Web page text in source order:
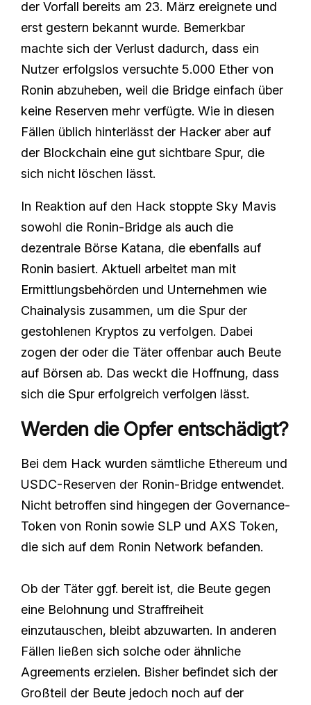
der Vorfall bereits am 23. März ereignete und
erst gestern bekannt wurde. Bemerkbar
machte sich der Verlust dadurch, dass ein
Nutzer erfolgslos versuchte 5.000 Ether von
Ronin abzuheben, weil die Bridge einfach über
keine Reserven mehr verfügte. Wie in diesen
Fällen üblich hinterlässt der Hacker aber auf
der Blockchain eine gut sichtbare Spur, die
sich nicht löschen lässt.
In Reaktion auf den Hack stoppte Sky Mavis
sowohl die Ronin-Bridge als auch die
dezentrale Börse Katana, die ebenfalls auf
Ronin basiert. Aktuell arbeitet man mit
Ermittlungsbehörden und Unternehmen wie
Chainalysis zusammen, um die Spur der
gestohlenen Kryptos zu verfolgen. Dabei
zogen der oder die Täter offenbar auch Beute
auf Börsen ab. Das weckt die Hoffnung, dass
sich die Spur erfolgreich verfolgen lässt.
Werden die Opfer entschädigt?
Bei dem Hack wurden sämtliche Ethereum und
USDC-Reserven der Ronin-Bridge entwendet.
Nicht betroffen sind hingegen der Governance-
Token von Ronin sowie SLP und AXS Token,
die sich auf dem Ronin Network befanden.
Ob der Täter ggf. bereit ist, die Beute gegen
eine Belohnung und Straffreiheit
einzutauschen, bleibt abzuwarten. In anderen
Fällen ließen sich solche oder ähnliche
Agreements erzielen. Bisher befindet sich der
Großteil der Beute jedoch noch auf der